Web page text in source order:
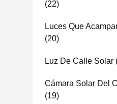
(22)
Luces Que
(20)
Luz De Calle Solar
Cámara Solar Del
(19)